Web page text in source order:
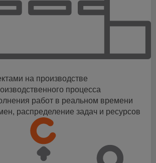
на производстве
процесса
работ в реальном времени
распределение задач и ресурсов